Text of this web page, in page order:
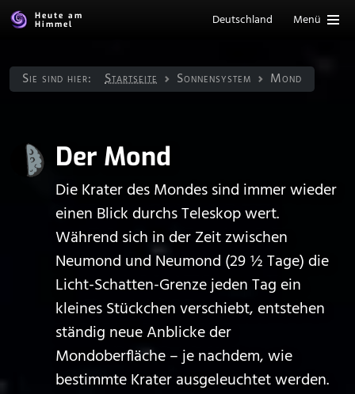
Heute am
Himmel
Deutschland Menü
Sie sind hier: Startseite Sonnen­system Mond
Der Mond
Die Krater des Mondes sind immer wieder
einen Blick durchs Teleskop wert.
Während sich in der Zeit zwischen
Neumond und Neumond (29 ½ Tage) die
Licht-Schatten-Grenze jeden Tag ein
kleines Stückchen verschiebt, entstehen
ständig neue Anblicke der
Mondoberfläche – je nachdem, wie
bestimmte Krater ausgeleuchtet werden.